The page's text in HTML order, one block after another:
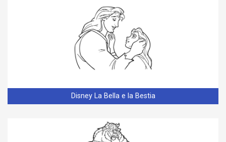
Disney La Bella e la Bestia